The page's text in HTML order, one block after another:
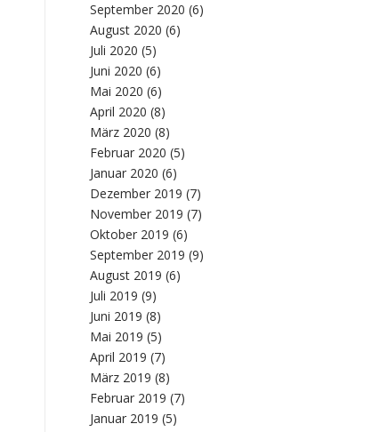
September 2020 (6)
August 2020 (6)
Juli 2020 (5)
Juni 2020 (6)
Mai 2020 (6)
April 2020 (8)
März 2020 (8)
Februar 2020 (5)
Januar 2020 (6)
Dezember 2019 (7)
November 2019 (7)
Oktober 2019 (6)
September 2019 (9)
August 2019 (6)
Juli 2019 (9)
Juni 2019 (8)
Mai 2019 (5)
April 2019 (7)
März 2019 (8)
Februar 2019 (7)
Januar 2019 (5)